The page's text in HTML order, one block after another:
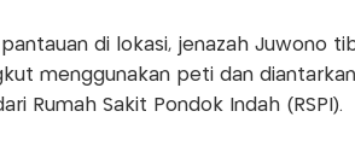
di lokasi, jenazah Juwono
menggunakan peti dan
Rumah Sakit Pondok Indah (RSPI).